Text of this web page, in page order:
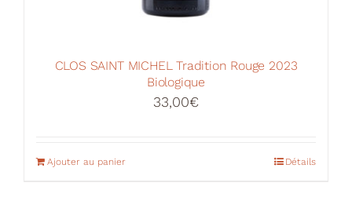
CLOS SAINT MICHEL Tradition Rouge 2023
Biologique
33,00€
Ajouter au panier Détails